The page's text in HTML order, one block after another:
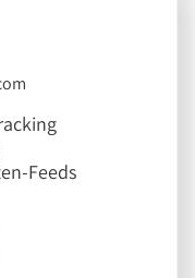
Feeds